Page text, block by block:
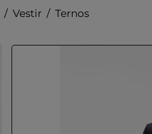
Vestir Ternos